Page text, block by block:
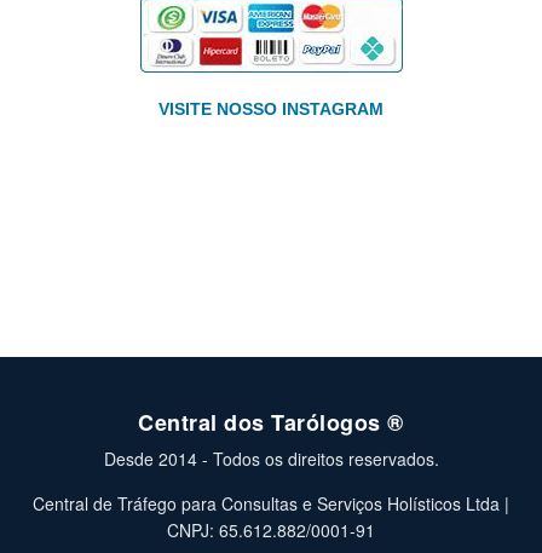
VISITE NOSSO INSTAGRAM
Central dos Tarólogos ®
Desde 2014 - Todos os direitos reservados.
Central de Tráfego para Consultas e Serviços Holísticos Ltda |
CNPJ: 65.612.882/0001-91